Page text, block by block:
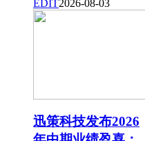
EDIT2026-08-03
迅策科技发布2026